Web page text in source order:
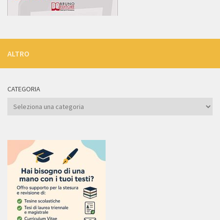
ALTRO
CATEGORIA
Categoria